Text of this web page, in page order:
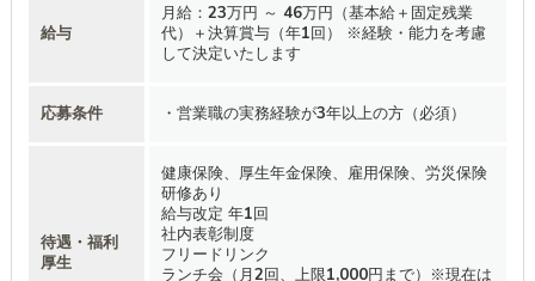
給与
月給：23万円 ～ 46万円（基本給＋固定残業
代）＋決算賞与（年1回） ※経験・能力を考慮
して決定いたします
応募条件 ・営業職の実務経験が3年以上の方（必須）
待遇・福利
厚生
健康保険、厚生年金保険、雇用保険、労災保険
研修あり
給与改定 年1回
社内表彰制度
フリードリンク
ランチ会（月2回、上限1,000円まで）※現在は